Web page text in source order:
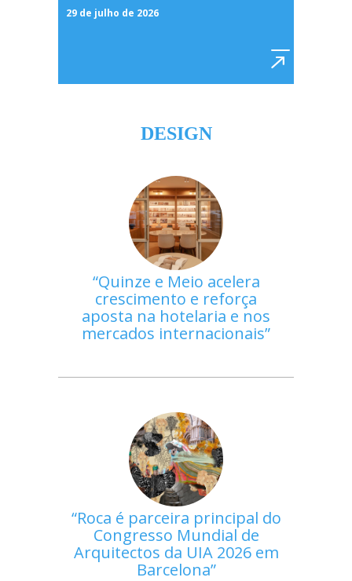
29 de julho de 2026
DESIGN
Quinze e Meio acelera
crescimento e reforça
aposta na hotelaria e nos
mercados internacionais
Roca é parceira principal do
Congresso Mundial de
Arquitectos da UIA 2026 em
Barcelona